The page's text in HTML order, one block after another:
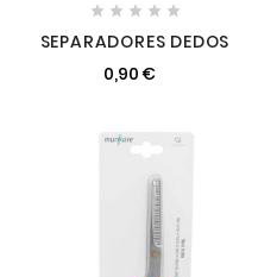
    
SEPARADORES DEDOS
0,90 €